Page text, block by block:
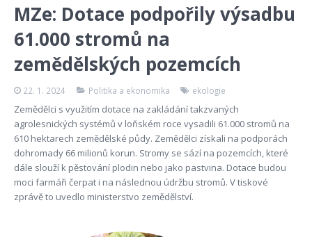
MZe: Dotace podpořily výsadbu
61.000 stromů na
zemědělských pozemcích
22. 1. 2024 Politika a ekonomika ekologie
Zemědělci s využitím dotace na zakládání takzvaných
agrolesnických systémů v loňském roce vysadili 61.000 stromů na
610 hektarech zemědělské půdy. Zemědělci získali na podporách
dohromady 66 milionů korun. Stromy se sází na pozemcích, které
dále slouží k pěstování plodin nebo jako pastvina. Dotace budou
moci farmáři čerpat i na následnou údržbu stromů. V tiskové
zprávě to uvedlo ministerstvo zemědělství.